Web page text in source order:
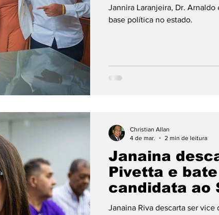
Jannira Laranjeira, Dr.
base política no estado.
Janaina
Pivetta e
candidata ao
Janaina Riva descarta ser
Christian Allan
4 de mar.
2 min de leitura